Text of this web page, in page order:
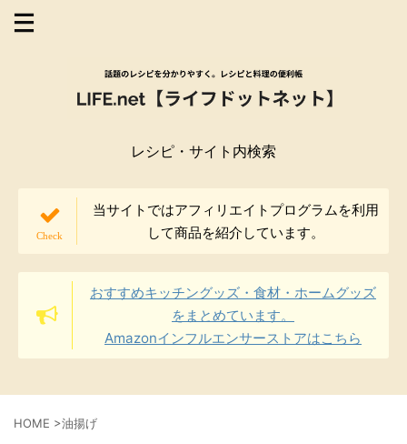
レシピ・サイト内検索
当サイトではアフィリエイトプログラムを利用
して商品を紹介しています。
おすすめキッチングッズ・食材・ホームグッズ
をまとめています。
Amazonインフルエンサーストアはこちら
HOME >油揚げ